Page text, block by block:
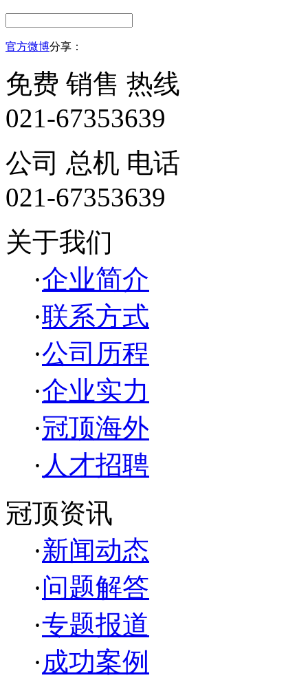
官方微博分享：
免费 销售 热线
021-67353639
公司 总机 电话
021-67353639
关于我们
·企业简介
·联系方式
·公司历程
·企业实力
·冠顶海外
· 人才招聘
冠顶资讯
·新闻动态
·问题解答
·专题报道
·成功案例